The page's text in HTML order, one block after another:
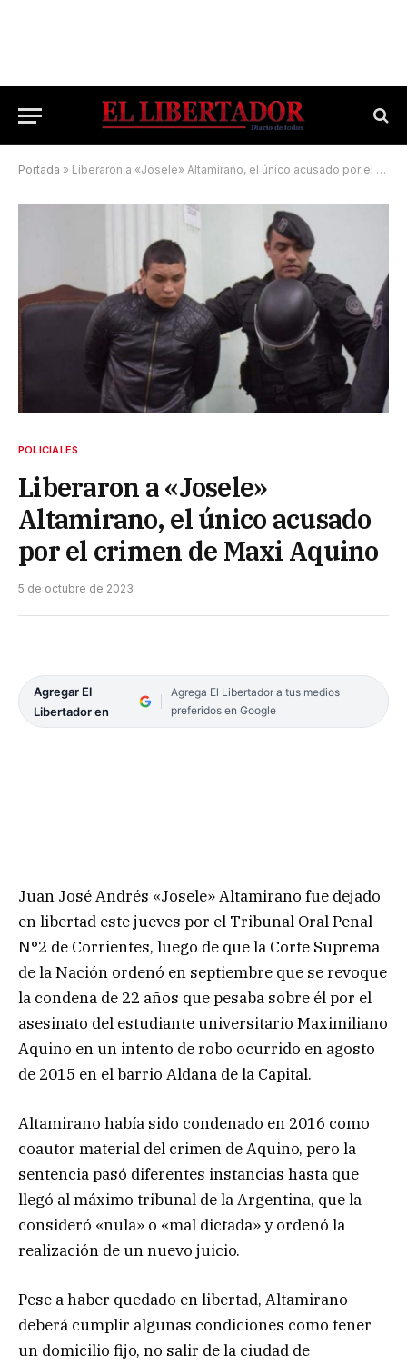
Portada » Liberaron a «Josele» Altamirano, el único acusado por el crimen de Maxi Aquino
POLICIALES
Liberaron a «Josele»
Altamirano, el único acusado
por el crimen de Maxi Aquino
5 de octubre de 2023
Agregar El
Libertador en
Agrega El Libertador a tus medios
preferidos en Google
Juan José Andrés «Josele» Altamirano fue dejado
en libertad este jueves por el Tribunal Oral Penal
N°2 de Corrientes, luego de que la Corte Suprema
de la Nación ordenó en septiembre que se revoque
la condena de 22 años que pesaba sobre él por el
asesinato del estudiante universitario Maximiliano
Aquino en un intento de robo ocurrido en agosto
de 2015 en el barrio Aldana de la Capital.
Altamirano había sido condenado en 2016 como
coautor material del crimen de Aquino, pero la
sentencia pasó diferentes instancias hasta que
llegó al máximo tribunal de la Argentina, que la
consideró «nula» o «mal dictada» y ordenó la
realización de un nuevo juicio.
Pese a haber quedado en libertad, Altamirano
deberá cumplir algunas condiciones como tener
un domicilio fijo, no salir de la ciudad de